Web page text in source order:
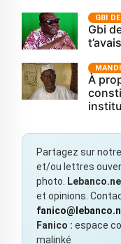
GBI
Gbi
À
Partagez sur
et/ou lettres
photo.
et opinions.
Fanico : espace
malinké